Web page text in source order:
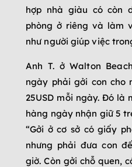
hợp nhà giàu có còn
phòng ở riêng và làm
như người giúp việc
Anh T. ở Walton
ngày phải gởi con cho
25USD mỗi ngày. Đó là
hàng ngày nhận giữ 5
“Gởi ở cơ sở có giấy
nhưng phải đưa con
giờ. Còn gởi chỗ quen,